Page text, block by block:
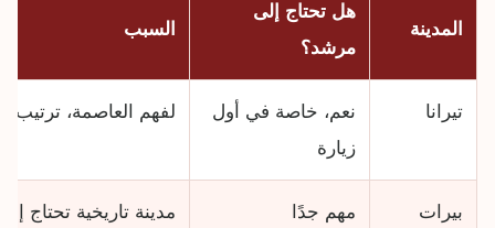
المدينة
هل تحتاج إلى
مرشد؟
السبب
تيرانا
نعم، خاصة في أول
زيارة
لفهم العاصمة، ترتيب
بيرات مهم جدًا مدينة تاريخية تحتاج